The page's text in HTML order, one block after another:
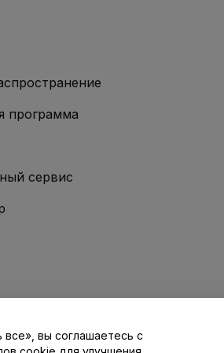
программа
сервис
/ Свяжитесь с нами
вы соглашаетесь с